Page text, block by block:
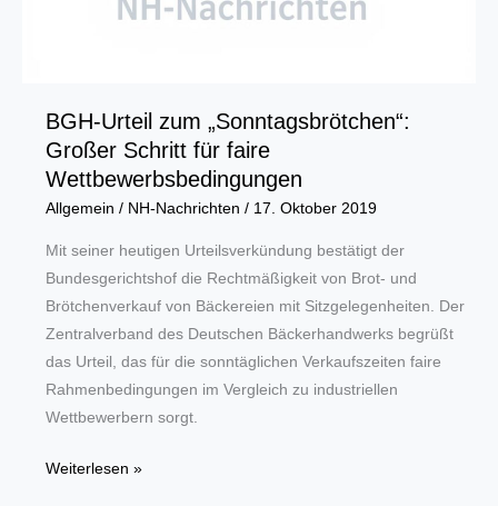
BGH-Urteil zum „Sonntagsbrötchen“:
Großer Schritt für faire
Wettbewerbsbedingungen
Allgemein / NH-Nachrichten / 17. Oktober 2019
Mit seiner heutigen Urteilsverkündung bestätigt der
Bundesgerichtshof die Rechtmäßigkeit von Brot- und
Brötchenverkauf von Bäckereien mit Sitzgelegenheiten. Der
Zentralverband des Deutschen Bäckerhandwerks begrüßt
das Urteil, das für die sonntäglichen Verkaufszeiten faire
Rahmenbedingungen im Vergleich zu industriellen
Wettbewerbern sorgt.
BGH-
Weiterlesen »